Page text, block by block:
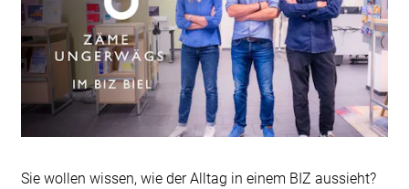
Sie wollen wissen, wie der Alltag in einem BIZ aussieht?